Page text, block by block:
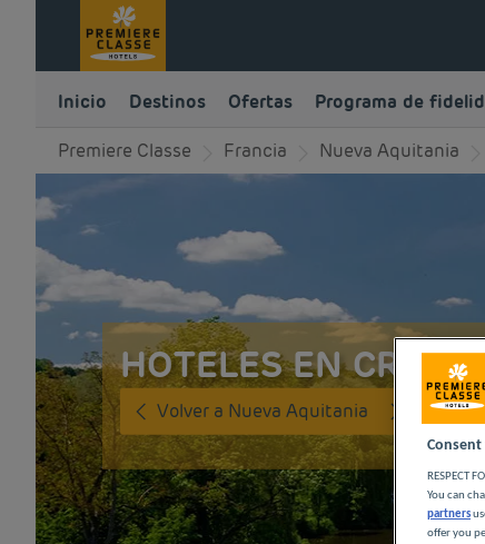
Inicio Destinos Ofertas Programa de
Premiere Classe Francia Nueva Aquitania
HOTELES EN
Volver a Nueva Aquitania
RESPECT
You can
partners
offer you